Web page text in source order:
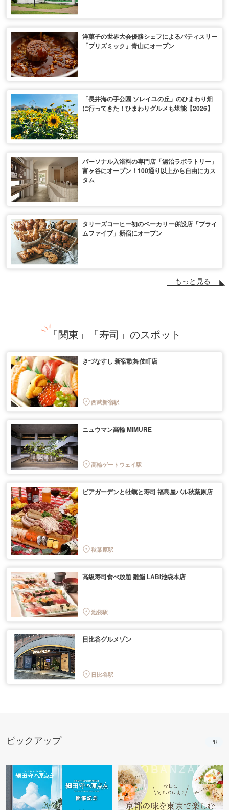
洋菓子の世界大会優勝シェフによるパティスリー
「プリズミック」青山にオープン
「長井海の手公園 ソレイユの丘」のひまわり畑
に行ってきた！ひまわりグルメも堪能【2026】
パーソナル入浴料の専門店「湯治ラボラトリー」
富ヶ谷にオープン！100通り以上から自由にカス
タム
タリーズコーヒー初のベーカリー併設店「プライ
ムファイブ」新宿にオープン
もっと見る
「関東」「寿司」のスポット
きづなすし 新宿歌舞伎町店
西武新宿駅
ニュウマン高輪 MIMURE
高輪ゲートウェイ駅
ビアガーデンと牡蠣と寿司 福島屋バル秋葉原店
秋葉原駅
高級寿司食べ放題 雛鮨 LABI池袋本店
池袋駅
日比谷グルメゾン
日比谷駅
ピックアップ PR